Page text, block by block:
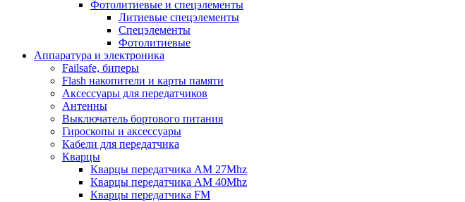
Фотолитиевые и спецэлементы
Литиевые спецэлементы
Спецэлементы
Фотолитиевые
Аппаратура и электроника
Failsafe, биперы
Flash накопители и карты памяти
Аксессуары для передатчиков
Антенны
Выключатель бортового питания
Гироскопы и аксессуары
Кабели для передатчика
Кварцы
Кварцы передатчика AM 27Mhz
Кварцы передатчика AM 40Mhz
Кварцы передатчика FM